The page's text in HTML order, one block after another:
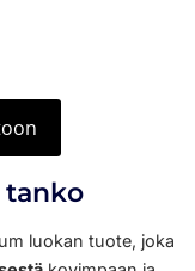
tanko
luokan tuote, joka